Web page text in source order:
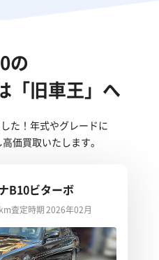
の
「旧車王」へ
た！年式やグレードに
価買取いたします。
B10ビターボ
査定時期 2026年02月